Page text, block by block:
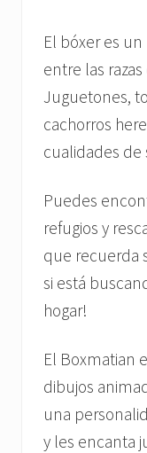
El bóxer es
entre las
Juguetones,
cachorros
cualidades de
Puedes
refugios y
que recuerda
si está
hogar!
El Boxmatian
dibujos
una
y les encanta